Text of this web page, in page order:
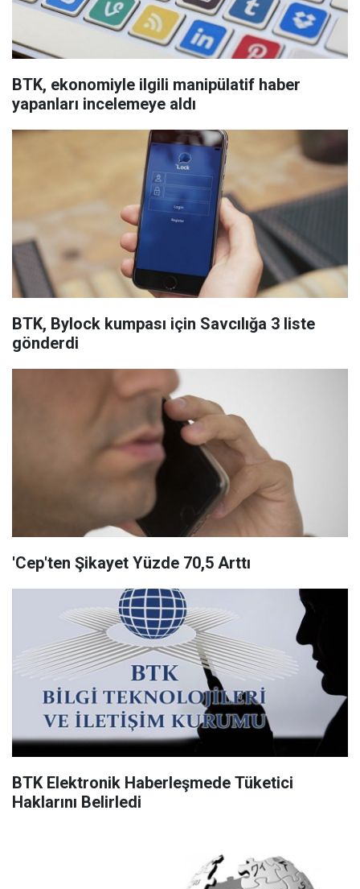
BTK, ekonomiyle ilgili manipülatif haber
yapanları incelemeye aldı
BTK, Bylock kumpası için Savcılığa 3 liste
gönderdi
'Cep'ten Şikayet Yüzde 70,5 Arttı
BTK Elektronik Haberleşmede Tüketici
Haklarını Belirledi